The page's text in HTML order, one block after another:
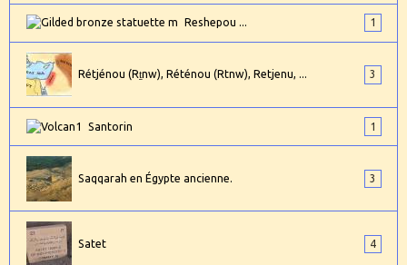
Reshepou ... 1
Rétjénou (Rṯnw), Réténou (Rtnw), Retjenu, ... 3
Santorin 1
Saqqarah en Égypte ancienne. 3
Satet 4